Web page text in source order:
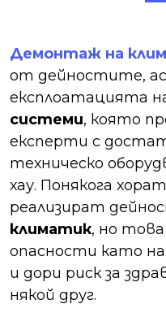
Демонтаж на
от дейностите,
експлоатацията
системи, която
експерти с
техническо
хау. Понякога
реализират
климатик, но това
опасности като
и дори риск за
някой друг.